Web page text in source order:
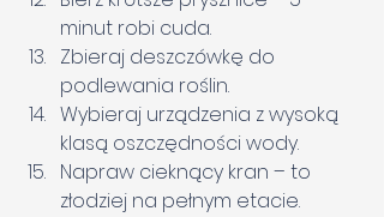
minut robi cuda.
Zbieraj deszczówkę do
podlewania roślin.
Wybieraj urządzenia z wysoką
klasą oszczędności wody.
Napraw cieknący kran – to
złodziej na pełnym etacie.